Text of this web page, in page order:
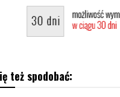
też spodobać: